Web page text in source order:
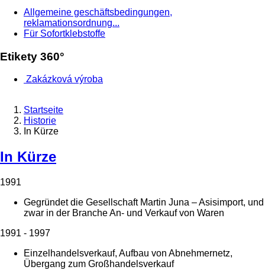
Allgemeine geschäftsbedingungen,
reklamationsordnung...
Für Sofortklebstoffe
Etikety 360°
Zakázková výroba
Startseite
Historie
In Kürze
In Kürze
1991
Gegründet die Gesellschaft Martin Juna – Asisimport, und
zwar in der Branche An- und Verkauf von Waren
1991 - 1997
Einzelhandelsverkauf, Aufbau von Abnehmernetz,
Übergang zum Großhandelsverkauf